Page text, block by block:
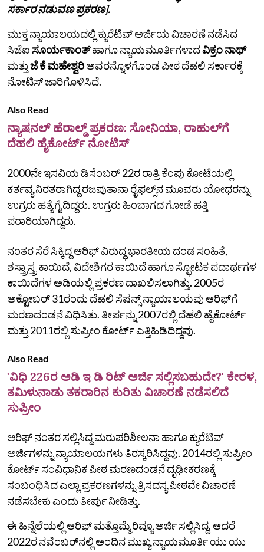
ಸರ್ಕಾರ ನಡುವಣ ಪ್ರಕರಣ].
ಮುಕ್ತ ನ್ಯಾಯಾಲಯದಲ್ಲಿ ಕ್ಯುರೆಟಿವ್ ಅರ್ಜಿಯ ವಿಚಾರಣೆ ನಡೆಸಿದ
ಸಿಜೆಐ ಸೂರ್ಯಕಾಂತ್ಹಾಗೂ ನ್ಯಾಯಮೂರ್ತಿಗಳಾದವಿಕ್ರಂ ನಾಥ್
ಮತ್ತುಜೆ ಕೆ ಮಹೇಶ್ವರಿಅವರನ್ನೊಳಗೊಂಡ ಪೀಠ ದೆಹಲಿ ಸರ್ಕಾರಕ್ಕೆ
ನೋಟಿಸ್ ಜಾರಿಗೊಳಿಸಿದೆ.
Also Read
ನ್ಯಾಷನಲ್ ಹೆರಾಲ್ಡ್ ಪ್ರಕರಣ: ಸೋನಿಯಾ, ರಾಹುಲ್‌ಗೆ
ದೆಹಲಿ ಹೈಕೋರ್ಟ್ ನೋಟಿಸ್
2000ನೇ ಇಸವಿಯ ಡಿಸೆಂಬರ್ 22ರ ರಾತ್ರಿ ಕೆಂಪು ಕೋಟೆಯಲ್ಲಿ
ಕರ್ತವ್ಯ ನಿರತರಾಗಿದ್ದ ರಜಪುತಾನಾ ರೈಫಲ್ಸ್‌ನ ಮೂವರು ಯೋಧರನ್ನು
ಉಗ್ರರು ಹತ್ಯೆಗೈದಿದ್ದರು. ಉಗ್ರರು ಹಿಂಬಾಗದ ಗೋಡೆ ಹತ್ತಿ
ಪರಾರಿಯಾಗಿದ್ದರು.
ನಂತರ ಸೆರೆ ಸಿಕ್ಕಿದ್ದ ಆರಿಫ್ ವಿರುದ್ಧ ಭಾರತೀಯ ದಂಡ ಸಂಹಿತೆ,
ಶಸ್ತ್ರಾಸ್ತ್ರ ಕಾಯಿದೆ, ವಿದೇಶಿಗರ ಕಾಯಿದೆ ಹಾಗೂ ಸ್ಫೋಟಕ ಪದಾರ್ಥಗಳ
ಕಾಯಿದೆಗಳ ಅಡಿಯಲ್ಲಿ ಪ್ರಕರಣ ದಾಖಲಿಸಲಾಗಿತ್ತು. 2005ರ
ಅಕ್ಟೋಬರ್ 31ರಂದು ದೆಹಲಿ ಸೆಷನ್ಸ್ ನ್ಯಾಯಾಲಯವು ಆರಿಫ್‌ಗೆ
ಮರಣದಂಡನೆ ವಿಧಿಸಿತು. ತೀರ್ಪನ್ನು 2007ರಲ್ಲಿ ದೆಹಲಿ ಹೈಕೋರ್ಟ್
ಮತ್ತು 2011ರಲ್ಲಿ ಸುಪ್ರೀಂ ಕೋರ್ಟ್ ಎತ್ತಿಹಿಡಿದಿದ್ದವು.
Also Read
'ವಿಧಿ 226ರ ಅಡಿ ಇ ಡಿ ರಿಟ್ ಅರ್ಜಿ ಸಲ್ಲಿಸಬಹುದೇ?' ಕೇರಳ,
ತಮಿಳುನಾಡು ತಕರಾರಿನ ಕುರಿತು ವಿಚಾರಣೆ ನಡೆಸಲಿದೆ
ಸುಪ್ರೀಂ
ಆರಿಫ್ ನಂತರ ಸಲ್ಲಿಸಿದ್ದ ಮರುಪರಿಶೀಲನಾ ಹಾಗೂ ಕ್ಯುರೆಟಿವ್
ಅರ್ಜಿಗಳನ್ನು ನ್ಯಾಯಾಲಯಗಳು ತಿರಸ್ಕರಿಸಿದ್ದವು. 2014ರಲ್ಲಿ ಸುಪ್ರೀಂ
ಕೋರ್ಟ್ ಸಂವಿಧಾನಿಕ ಪೀಠ ಮರಣದಂಡನೆ ದೃಢೀಕರಣಕ್ಕೆ
ಸಂಬಂಧಿಸಿದ ಎಲ್ಲಾ ಪ್ರಕರಣಗಳನ್ನು ತ್ರಿಸದಸ್ಯ ಪೀಠವೇ ವಿಚಾರಣೆ
ನಡೆಸಬೇಕು ಎಂದು ತೀರ್ಪು ನೀಡಿತ್ತು.
ಈ ಹಿನ್ನೆಲೆಯಲ್ಲಿ ಆರಿಫ್ ಮತ್ತೊಮ್ಮೆ ರಿವ್ಯೂ ಅರ್ಜಿ ಸಲ್ಲಿಸಿದ್ದ. ಆದರೆ
2022ರ ನವೆಂಬರ್‌ನಲ್ಲಿ ಅಂದಿನ ಮುಖ್ಯ ನ್ಯಾಯಮೂರ್ತಿ ಯು ಯು